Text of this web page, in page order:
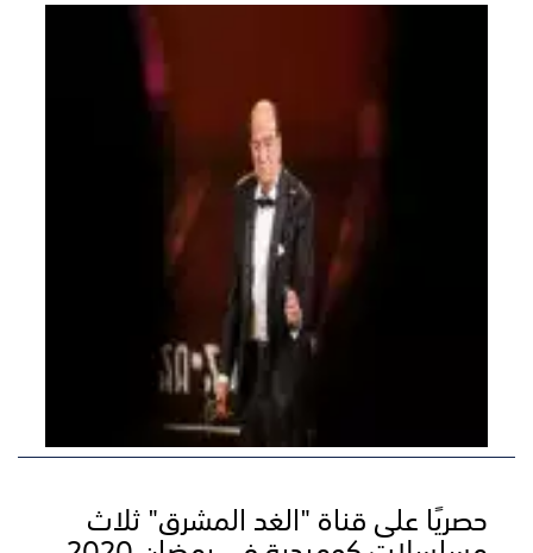
حصريًا على قناة "الغد المشرق" ثلاث